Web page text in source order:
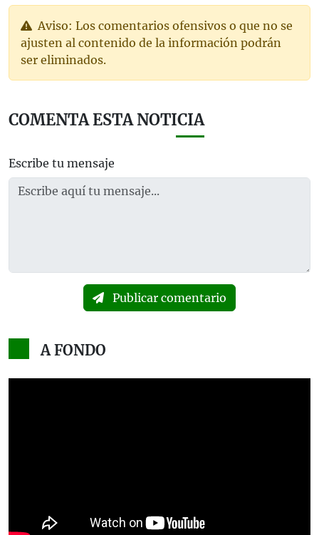
Aviso: Los comentarios ofensivos o que no se
ajusten al contenido de la información podrán
ser eliminados.
COMENTA ESTA NOTICIA
Escribe tu mensaje
Publicar comentario
A FONDO